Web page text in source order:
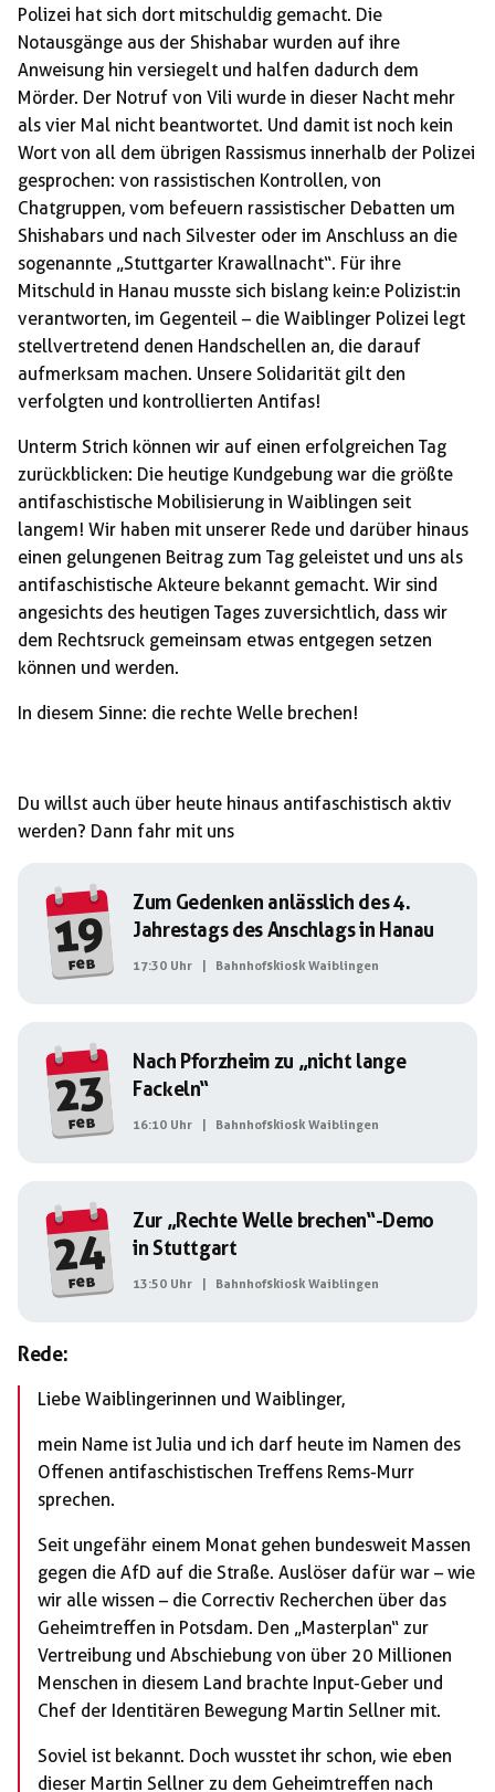
Polizei hat sich dort mitschuldig gemacht. Die
Notausgänge aus der Shishabar wurden auf ihre
Anweisung hin versiegelt und halfen dadurch dem
Mörder. Der Notruf von Vili wurde in dieser Nacht mehr
als vier Mal nicht beantwortet. Und damit ist noch kein
Wort von all dem übrigen Rassismus innerhalb der Polizei
gesprochen: von rassistischen Kontrollen, von
Chatgruppen, vom befeuern rassistischer Debatten um
Shishabars und nach Silvester oder im Anschluss an die
sogenannte „Stuttgarter Krawallnacht“. Für ihre
Mitschuld in Hanau musste sich bislang kein:e Polizist:in
verantworten, im Gegenteil – die Waiblinger Polizei legt
stellvertretend denen Handschellen an, die darauf
aufmerksam machen. Unsere Solidarität gilt den
verfolgten und kontrollierten Antifas!
Unterm Strich können wir auf einen erfolgreichen Tag
zurückblicken: Die heutige Kundgebung war die größte
antifaschistische Mobilisierung in Waiblingen seit
langem! Wir haben mit unserer Rede und darüber hinaus
einen gelungenen Beitrag zum Tag geleistet und uns als
antifaschistische Akteure bekannt gemacht. Wir sind
angesichts des heutigen Tages zuversichtlich, dass wir
dem Rechtsruck gemeinsam etwas entgegen setzen
können und werden.
In diesem Sinne: die rechte Welle brechen!
Du willst auch über heute hinaus antifaschistisch aktiv
werden? Dann fahr mit uns
feb
19
Zum Gedenken anlässlich des 4.
Jahrestags des Anschlags in Hanau
17:30 Uhr Bahnhofskiosk Waiblingen
feb
23
Nach Pforzheim zu „nicht lange
Fackeln“
16:10 Uhr Bahnhofskiosk Waiblingen
feb
24
Zur „Rechte Welle brechen“-Demo
in Stuttgart
13:50 Uhr Bahnhofskiosk Waiblingen
Rede:
Liebe Waiblingerinnen und Waiblinger,
mein Name ist Julia und ich darf heute im Namen des
Offenen antifaschistischen Treffens Rems-Murr
sprechen.
Seit ungefähr einem Monat gehen bundesweit Massen
gegen die AfD auf die Straße. Auslöser dafür war – wie
wir alle wissen – die Correctiv Recherchen über das
Geheimtreffen in Potsdam. Den „Masterplan“ zur
Vertreibung und Abschiebung von über 20 Millionen
Menschen in diesem Land brachte Input-Geber und
Chef der Identitären Bewegung Martin Sellner mit.
Soviel ist bekannt. Doch wusstet ihr schon, wie eben
dieser Martin Sellner zu dem Geheimtreffen nach